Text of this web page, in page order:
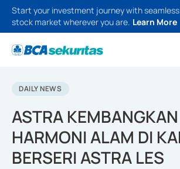
Start your investment journey with
stock market wherever you are. Learn More
DAILY NEWS
ASTRA
HARMONI ALAM DI
BERSERI ASTRA LES